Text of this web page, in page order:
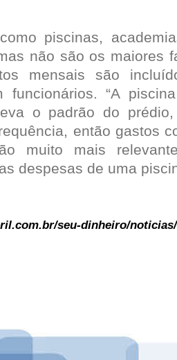
piscinas,
não são os maiores
mensais são
funcionários. “A
o padrão do
então gastos
muito mais
despesas de uma
seu-dinheiro/